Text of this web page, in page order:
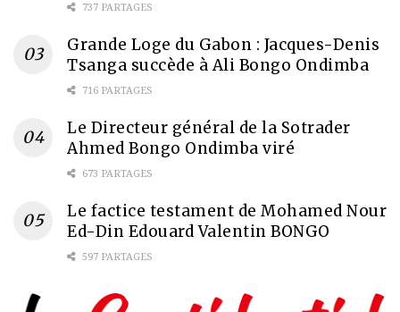
737 PARTAGES
Grande Loge du Gabon : Jacques-Denis
Tsanga succède à Ali Bongo Ondimba
716 PARTAGES
Le Directeur général de la Sotrader
Ahmed Bongo Ondimba viré
673 PARTAGES
Le factice testament de Mohamed Nour
Ed-Din Edouard Valentin BONGO
597 PARTAGES